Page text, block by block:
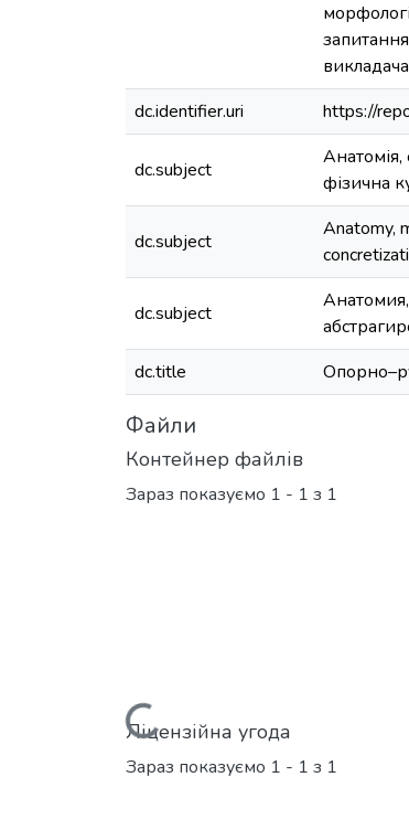
dc.identifier.uri https://
dc.subject
Анатомія,
фізична
dc.subject
Anatomy,
dc.subject
dc.title
Файли
Контейнер файлів
Зараз показуємо 1 - 1 з 1
Вантажиться...
Ліцензійна угода
Зараз показуємо 1 - 1 з 1